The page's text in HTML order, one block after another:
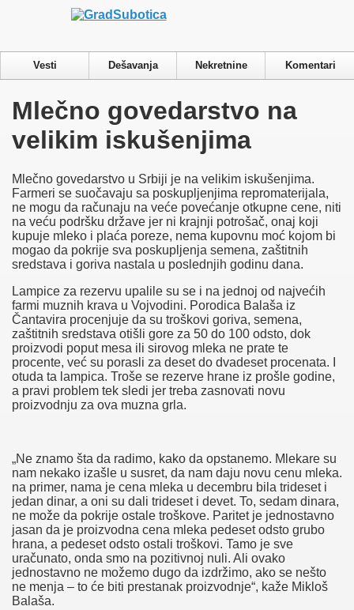
Vesti Dešavanja Nekretnine Komentari
Mlečno govedarstvo na
velikim iskušenjima
Mlečno govedarstvo u Srbiji je na velikim iskušenjima.
Farmeri se suočavaju sa poskupljenjima repromaterijala,
ne mogu da računaju na veće povećanje otkupne cene, niti
na veću podršku države jer ni krajnji potrošač, onaj koji
kupuje mleko i plaća poreze, nema kupovnu moć kojom bi
mogao da pokrije sva poskupljenja semena, zaštitnih
sredstava i goriva nastala u poslednjih godinu dana.
Lampice za rezervu upalile su se i na jednoj od najvećih
farmi muznih krava u Vojvodini. Porodica Balaša iz
Čantavira procenjuje da su troškovi goriva, semena,
zaštitnih sredstava otišli gore za 50 do 100 odsto, dok
proizvodi poput mesa ili sirovog mleka ne prate te
procente, već su porasli za deset do dvadeset procenata. I
otuda ta lampica. Troše se rezerve hrane iz prošle godine,
a pravi problem tek sledi jer treba zasnovati novu
proizvodnju za ova muzna grla.
„Ne znamo šta da radimo, kako da opstanemo. Mlekare su
nam nekako izašle u susret, da nam daju novu cenu mleka.
na primer, nama je cena mleka u decembru bila trideset i
jedan dinar, a oni su dali trideset i devet. To, sedam dinara,
ne može da pokrije ostale troškove. Paritet je jednostavno
jasan da je proizvodna cena mleka pedeset odsto grubo
hrana, a pedeset odsto ostali troškovi. Tamo je sve
uračunato, onda smo na pozitivnoj nuli. Ali ovako
jednostavno ne možemo dugo da izdržimo, ako se nešto
ne menja – to će biti prestanak proizvodnje“, kaže Mikloš
Balaša.
Ovaj sajt koristi cookies. Više o cookies
Prihvatam
Privacy & Cookies Policy
Privacy Overview
navigate through the website. Out of these cookies, the cookies that are
categorized as necessary are stored on your browser as they are
essential for the working of basic functionalities of the website. We
also use third-party cookies that help us analyze and understand how
you use this website. These cookies will be stored in your browser
only with your consent. You also have the option to opt-out of these
cookies. But opting out of some of these cookies may have an effect
on your browsing experience.
Necessary
Necessary
Always Enabled
Necessary cookies are absolutely essential for the website to function
properly. This category only includes cookies that ensures basic
functionalities and security features of the website. These cookies do
not store any personal information.
Non-necessary
Non-necessary
cookies. It is mandatory to procure user consent prior to running these
cookies on your website.
SAVE & ACCEPT
Naslovna
Vesti
Dešavanja
Galerije
Nekretnine
Laguna